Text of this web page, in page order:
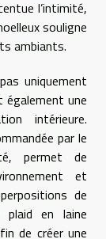
l’intimité,
souligne
ambiants.
uniquement
également une
intérieure.
par le
permet de
et
de
plaid en laine
de créer une